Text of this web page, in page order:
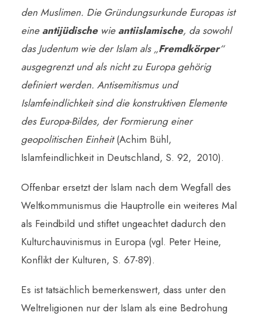
den Muslimen. Die Gründungsurkunde Europas ist
eine antijüdischewie antiislamische, da sowohl
das Judentum wie der Islam als „Fremdkörper“
ausgegrenzt und als nicht zu Europa gehörig
definiert werden. Antisemitismus und
Islamfeindlichkeit sind die konstruktiven Elemente
des Europa-Bildes, der Formierung einer
geopolitischen Einheit(Achim Bühl,
Islamfeindlichkeit in Deutschland, S. 92, 2010).
Offenbar ersetzt der Islam nach dem Wegfall des
Weltkommunismus die Hauptrolle ein weiteres Mal
als Feindbild und stiftet ungeachtet dadurch den
Kulturchauvinismus in Europa (vgl. Peter Heine,
Konflikt der Kulturen, S. 67-89).
Es ist tatsächlich bemerkenswert, dass unter den
Weltreligionen nur der Islam als eine Bedrohung